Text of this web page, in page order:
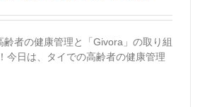
齢者の健康管理と「Givora」の取り組
今日は、タイでの高齢者の健康管理